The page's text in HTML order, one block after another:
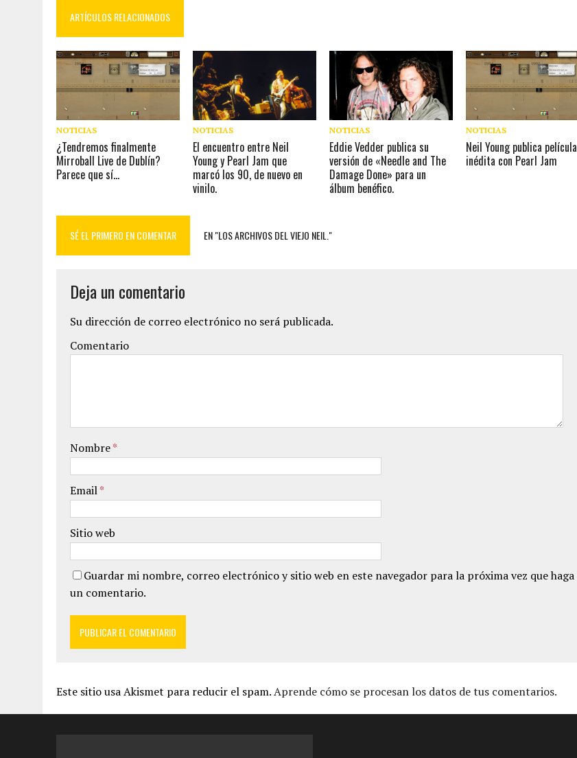
ARTÍCULOS RELACIONADOS
NOTICIAS
¿Tendremos finalmente
Mirroball Live de Dublín?
Parece que sí…
NOTICIAS
El encuentro entre Neil
Young y Pearl Jam que
marcó los 90, de nuevo en
vinilo.
NOTICIAS
Eddie Vedder publica su
versión de «Needle and The
Damage Done» para un
álbum benéfico.
NOTICIAS
Neil Young publica película
inédita con Pearl Jam
SÉ EL PRIMERO EN COMENTAR EN "LOS ARCHIVOS DEL VIEJO NEIL."
Deja un comentario
Su dirección de correo electrónico no será publicada.
Comentario
Nombre*
Email*
Sitio web
Guardar mi nombre, correo electrónico y sitio web en este navegador para la próxima vez que haga
un comentario.
Este sitio usa Akismet para reducir el spam.Aprende cómo se procesan los datos de tus comentarios.